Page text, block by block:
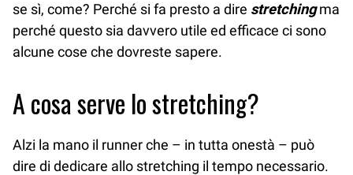
se sì, come? Perché si fa presto a dire stretchingma
perché questo sia davvero utile ed efficace ci sono
alcune cose che dovreste sapere.
A cosa serve lo stretching?
Alzi la mano il runner che – in tutta onestà – può
dire di dedicare allo stretching il tempo necessario.